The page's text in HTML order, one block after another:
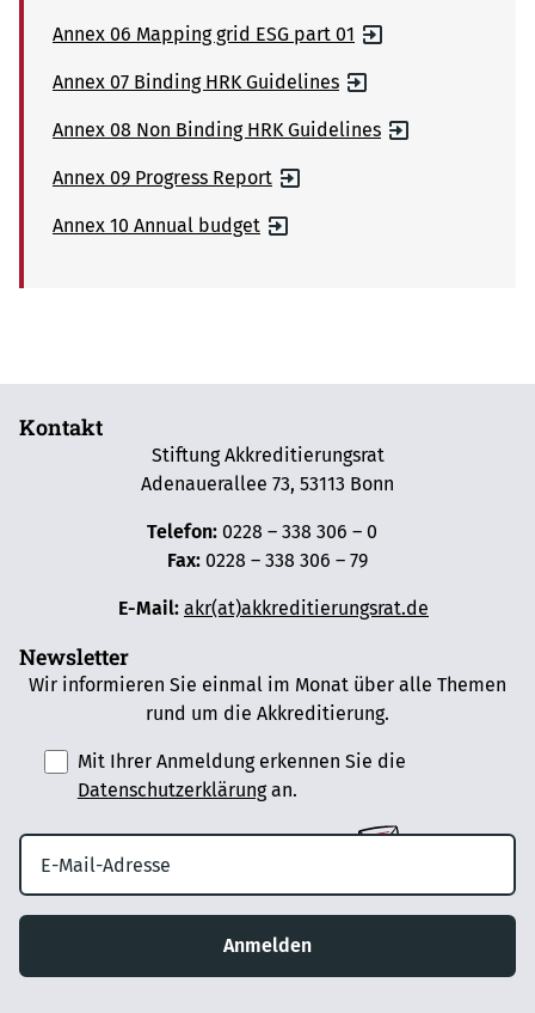
Annex 06 Mapping grid ESG part 01
Annex 07 Binding HRK Guidelines
Annex 08 Non Binding HRK Guidelines
Annex 09 Progress Report
Annex 10 Annual budget
Kontakt
Stiftung Akkreditierungsrat
Adenauerallee 73, 53113 Bonn
Telefon:0228 – 338 306 – 0
Fax: 0228 – 338 306 – 79
E-Mail: akr(at)akkreditierungsrat.de
Newsletter
Wir informieren Sie einmal im Monat über alle Themen
rund um die Akkreditierung.
Mit Ihrer Anmeldung erkennen Sie die
Datenschutzerklärungan.
Anmelden